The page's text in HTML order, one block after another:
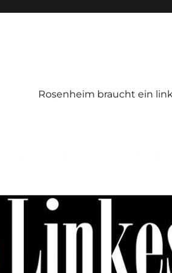
Rosenheim braucht ein